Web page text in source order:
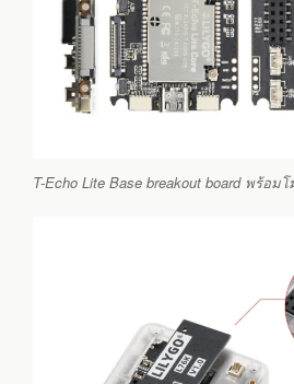
T-Echo Lite Base breakout board พร้อม